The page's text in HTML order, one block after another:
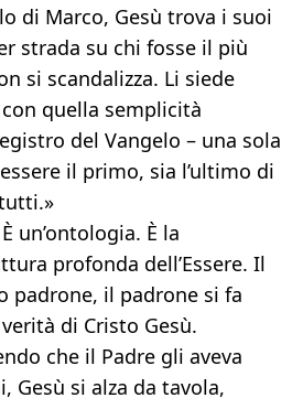
di Marco, Gesù trova i suoi
strada su chi fosse il più
si scandalizza. Li siede
quella semplicità
del Vangelo – una sola
il primo, sia l’ultimo di
un’ontologia. È la
profonda dell’Essere. Il
padrone, il padrone si fa
di Cristo Gesù.
che il Padre gli aveva
Gesù si alza da tavola,